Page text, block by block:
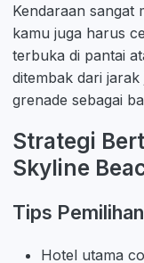
Kendaraan sangat
kamu juga harus
terbuka di pantai
ditembak dari
grenade sebagai
Strategi
Skyline
Tips
Hotel utama